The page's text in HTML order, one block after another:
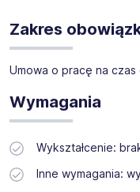
Zakres
Umowa o pracę na
Wymagania
Wykształcenie:
Inne wymagania: